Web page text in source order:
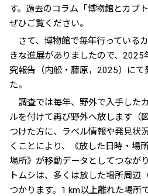
す。過去のコラム「博物館とカブ
ぜひご覧ください。
さて、博物館で毎年行っている
きな進展がありましたので、
究報告（内舩・藤原，2025）にて
た。
調査では毎年、野外で入手した
ルを付けて再び野外へ放します（
つけた方に、ラベル情報や発見状
くことにより、《放した日時・場
場所》が移動データとしてつなが
トムシは、多くは放した場所周
つかります。1 km以上離れた場所